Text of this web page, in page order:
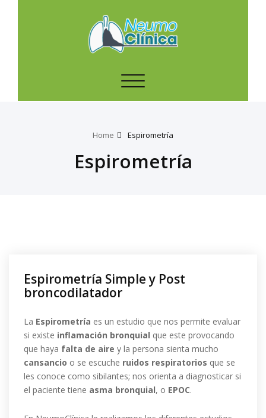
Toggle
Home Espirometría
Espirometría
Espirometría Simple y Post
broncodilatador
La Espirometría es un estudio que nos permite evaluar
si existe inflamación bronquial que este provocando
que haya falta de aire y la persona sienta mucho
cansancio o se escuche ruidos respiratorios que se
les conoce como sibilantes; nos orienta a diagnosticar si
el paciente tiene asma bronquial, o EPOC.